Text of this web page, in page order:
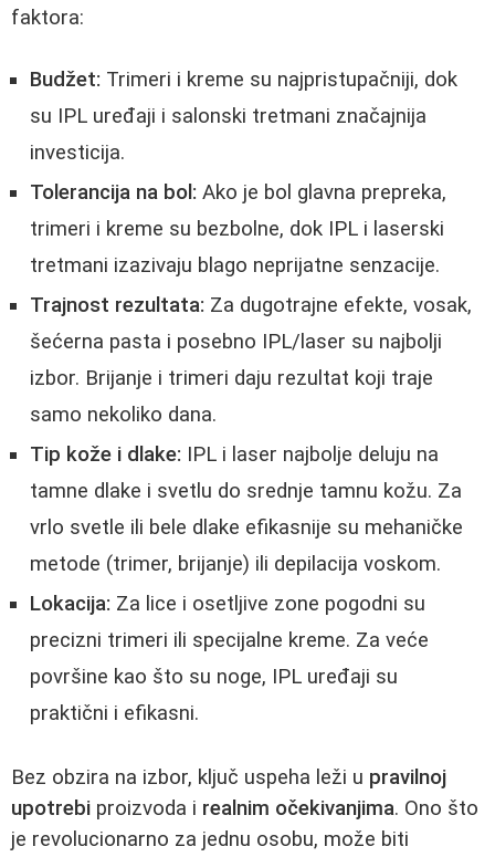
faktora:
Budžet: Trimeri i kreme su najpristupačniji, dok
su IPL uređaji i salonski tretmani značajnija
investicija.
Tolerancija na bol: Ako je bol glavna prepreka,
trimeri i kreme su bezbolne, dok IPL i laserski
tretmani izazivaju blago neprijatne senzacije.
Trajnost rezultata: Za dugotrajne efekte, vosak,
šećerna pasta i posebno IPL/laser su najbolji
izbor. Brijanje i trimeri daju rezultat koji traje
samo nekoliko dana.
Tip kože i dlake: IPL i laser najbolje deluju na
tamne dlake i svetlu do srednje tamnu kožu. Za
vrlo svetle ili bele dlake efikasnije su mehaničke
metode (trimer, brijanje) ili depilacija voskom.
Lokacija: Za lice i osetljive zone pogodni su
precizni trimeri ili specijalne kreme. Za veće
površine kao što su noge, IPL uređaji su
praktični i efikasni.
Bez obzira na izbor, ključ uspeha leži u pravilnoj
upotrebi proizvoda i realnim očekivanjima. Ono što
je revolucionarno za jednu osobu, može biti